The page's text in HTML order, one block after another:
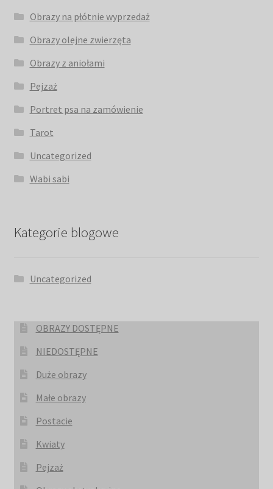
Obrazy na płótnie wyprzedaż
Obrazy olejne zwierzęta
Obrazy z aniołami
Pejzaż
Portret psa na zamówienie
Tarot
Uncategorized
Wabi sabi
Kategorie blogowe
Uncategorized
OBRAZY DOSTĘPNE
NIEDOSTĘPNE
Duże obrazy
Małe obrazy
Postacie
Kwiaty
Pejzaż